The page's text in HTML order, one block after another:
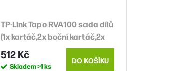
TP-Link Tapo RVA100 sada dílů
(1x kartáč,2x boční kartáč,2x
HEPA filtr) pro Tapo RV30 plus,
RV30, RV10 plus, RV10
512 Kč
Skladem>1 ks
DO KOŠÍKU